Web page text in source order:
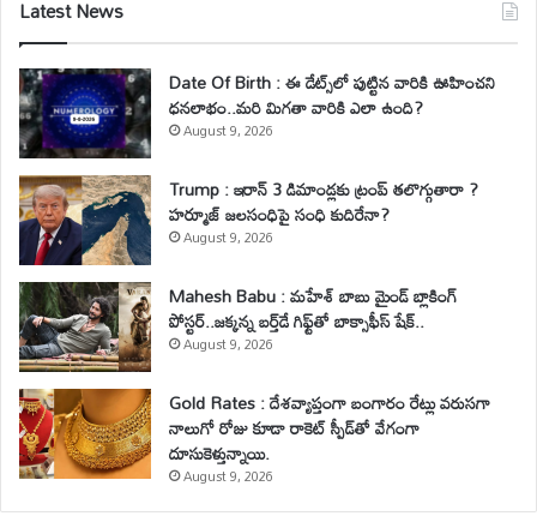
Latest News
Date Of Birth : ఈ డేట్స్‌లో పుట్టిన వారికి ఊహించని
ధనలాభం..మరి మిగతా వారికి ఎలా ఉంది?
August 9, 2026
Trump : ఇరాన్ 3 డిమాండ్లకు ట్రంప్ తలొగ్గుతారా ?
హర్మూజ్ జలసంధిపై సంధి కుదిరేనా?
August 9, 2026
Mahesh Babu : మహేశ్‌ బాబు మైండ్ బ్లాకింగ్
పోస్టర్..జక్కన్న బర్త్‌డే గిఫ్ట్‌తో బాక్సాఫీస్ షేక్..
August 9, 2026
Gold Rates : దేశవ్యాప్తంగా బంగారం రేట్లు వరుసగా
నాలుగో రోజు కూడా రాకెట్ స్పీడ్‌తో వేగంగా
దూసుకెళ్తున్నాయి.
August 9, 2026